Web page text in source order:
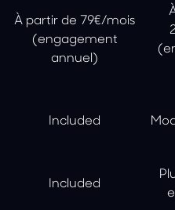
À partir de 79€/mois
(engagement
annuel)
Included
Included